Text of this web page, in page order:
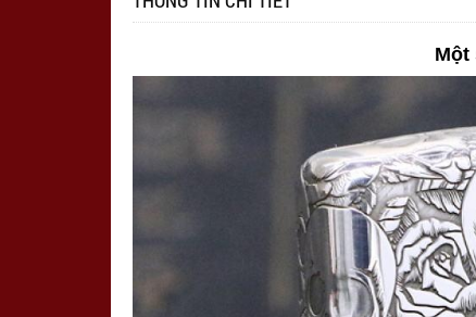
> – Hàng mới, chính hãng Mỹ 100%, full box
> ***Lưu ý: Năm sản xuất của bật lửa Zippo có
Một